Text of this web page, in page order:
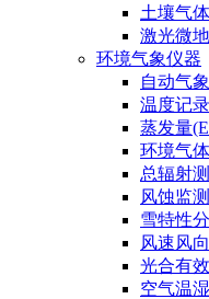
土壤气
激光微
环境气象仪器
自动气
温度记
蒸发量
环境气
总辐射
风蚀监
雪特性
风速风
光合有
空气温